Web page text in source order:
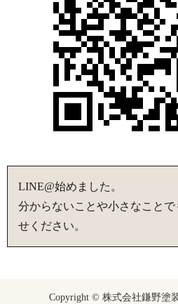
LINE@始めました。
分からないことや小さなこと
せください。
Copyright © 株式会社鎌野塗